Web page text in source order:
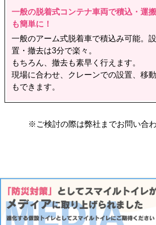
一般の脱着式コンテナ車両で積込・運搬
も簡単に！
一般のアーム式脱着車で積込み可能。設
置・撤去は3分で楽々。
もちろん、撤去も素早く行えます。
現場に合わせ、クレーンでの設置、移動
もできます。
※ご検討の際は弊社までお問い合